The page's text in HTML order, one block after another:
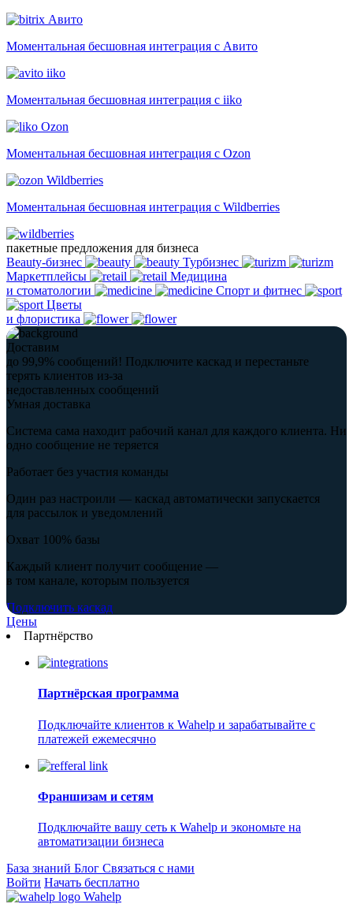
Авито
Моментальная бесшовная интеграция с Авито
iiko
Моментальная бесшовная интеграция с iiko
Ozon
Моментальная бесшовная интеграция с Ozon
Wildberries
Моментальная бесшовная интеграция с Wildberries
пакетные предложения для бизнеса
Beauty-бизнес
Турбизнес
Маркетплейсы
Медицина
и стоматологии
Спорт и фитнес
Цветы
и флористика
Доставим
до 99,9% сообщений! Подключите каскад и перестаньте
терять клиентов из-за
недоставленных сообщений
Умная доставка
Система сама находит рабочий канал для каждого клиента. Ни
одно сообщение не теряется
Работает без участия команды
Один раз настроили — каскад автоматически запускается
для рассылок и уведомлений
Охват 100% базы
Каждый клиент получит сообщение —
в том канале, которым пользуется
Подключить каскад
Цены
Партнёрство
Партнёрская программа
Подключайте клиентов к Wahelp и зарабатывайте с
платежей ежемесячно
Франшизам и сетям
Подключайте вашу сеть к Wahelp и экономьте на
автоматизации бизнеса
База знаний Блог Связаться с нами
Войти Начать бесплатно
Wahelp